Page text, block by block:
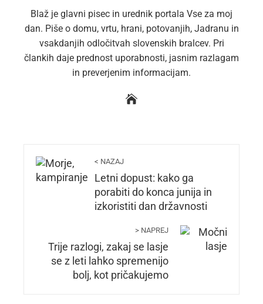
Blaž je glavni pisec in urednik portala Vse za moj
dan. Piše o domu, vrtu, hrani, potovanjih, Jadranu in
vsakdanjih odločitvah slovenskih bralcev. Pri
člankih daje prednost uporabnosti, jasnim razlagam
in preverjenim informacijam.
< NAZAJ
Letni dopust: kako ga
porabiti do konca junija in
izkoristiti dan državnosti
> NAPREJ
Trije razlogi, zakaj se lasje
se z leti lahko spremenijo
bolj, kot pričakujemo